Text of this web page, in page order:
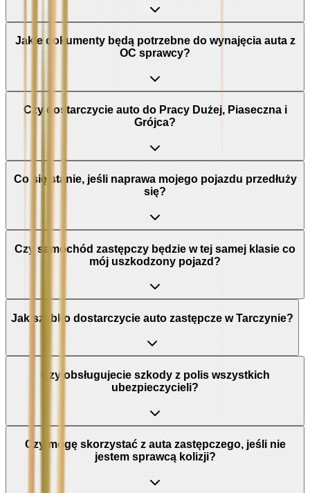
Jakie dokumenty będą potrzebne do wynajęcia auta z
OC sprawcy?
Czy dostarczycie auto do Pracy Dużej, Piaseczna i
Grójca?
Co się stanie, jeśli naprawa mojego pojazdu przedłuży
się?
Czy samochód zastępczy będzie w tej samej klasie co
mój uszkodzony pojazd?
Jak szybko dostarczycie auto zastępcze w Tarczynie?
Czy obsługujecie szkody z polis wszystkich
ubezpieczycieli?
Czy mogę skorzystać z auta zastępczego, jeśli nie
jestem sprawcą kolizji?